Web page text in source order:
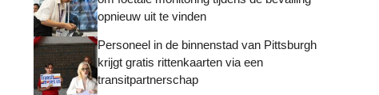
opnieuw uit te vinden
Personeel in de binnenstad van Pittsburgh
krijgt gratis rittenkaarten via een
transitpartnerschap